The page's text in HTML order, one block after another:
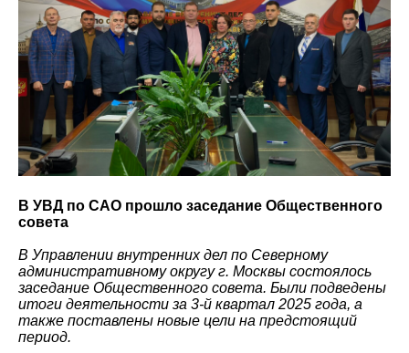
В УВД по САО прошло заседание Общественного
совета
В Управлении внутренних дел по Cеверному
административному округу г. Москвы состоялось
заседание Общественного совета. Были подведены
итоги деятельности за 3-й квартал 2025 года, а
также поставлены новые цели на предстоящий
период.